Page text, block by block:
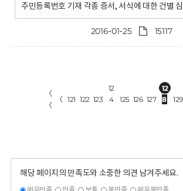
주민등록번호 기재 각종 증서, 서식에 대한 건별
2016-01-25 15117
〈
〈
〈 121 122 123
12
4
125 126 127
12
8
129
해당 페이지의 만족도와 소중한 의견 남겨주세요.
매우만족 만족 보통 불만족 매우불만족